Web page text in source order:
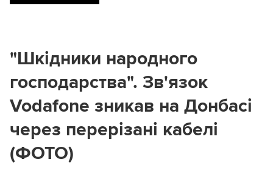
"Шкідники народного
господарства". Зв'язок
Vodafone зникав на Донбасі
через перерізані кабелі
(ФОТО)